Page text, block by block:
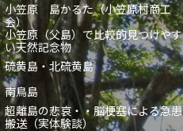
小笠原 島かるた（小笠原村商工
会）
小笠原（父島）で比較的見つけやす
い天然記念物
硫黄島・北硫黄島
南鳥島
超離島の悲哀・・脳梗塞による急患
搬送（実体験談）